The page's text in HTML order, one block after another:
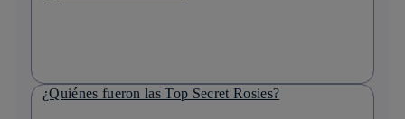
¿Quiénes fueron las Top Secret Rosies?